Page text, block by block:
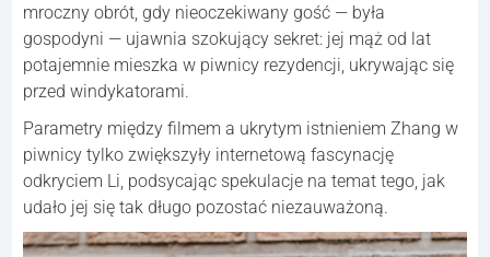
mroczny obrót, gdy nieoczekiwany gość — była
gospodyni — ujawnia szokujący sekret: jej mąż od lat
potajemnie mieszka w piwnicy rezydencji, ukrywając się
przed windykatorami.
Parametry między filmem a ukrytym istnieniem Zhang w
piwnicy tylko zwiększyły internetową fascynację
odkryciem Li, podsycając spekulacje na temat tego, jak
udało jej się tak długo pozostać niezauważoną.